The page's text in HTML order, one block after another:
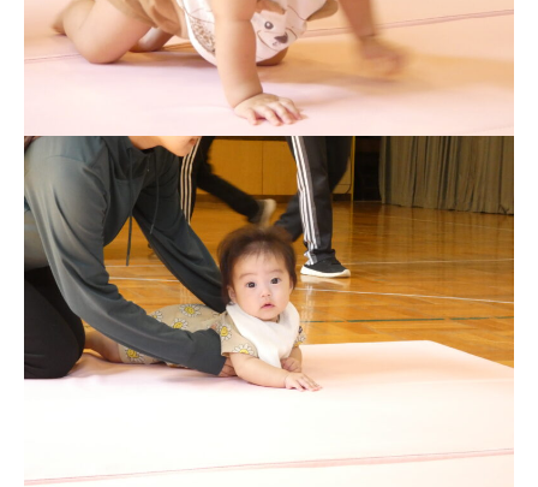
教職員募集
園舎案内
安⼼・安全対策
給⾷
課外教室
理事長のことば
教育と保育